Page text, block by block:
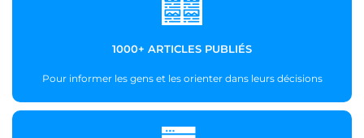
1000+ ARTICLES PUBLIÉS
Pour informer les gens et les orienter dans leurs décisions